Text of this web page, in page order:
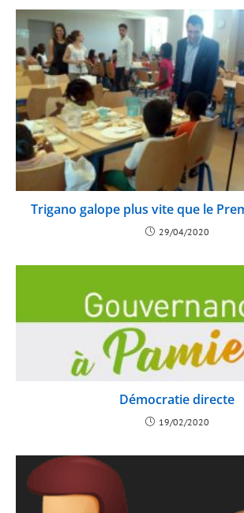
Trigano galope plus vite que le
29/04/2020
Démocratie directe
19/02/2020